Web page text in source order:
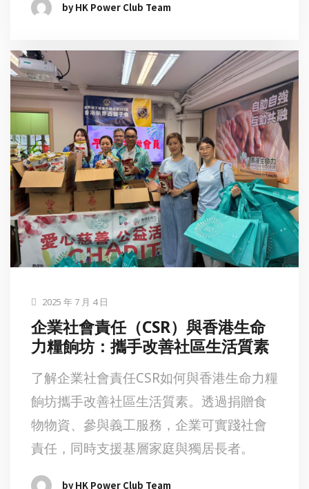
by HK Power Club Team
2025 年 7 月 4 日
企業社會責任（CSR）與香港生命
力糧餉坊：攜手改善社區生活質素
了解企業社會責任CSR如何與香港生命力糧
餉坊攜手改善社區生活質素。透過捐贈食
物物資、參與義工服務，企業可實踐社會
責任，同時支援基層家庭與獨居長者。
by HK Power Club Team